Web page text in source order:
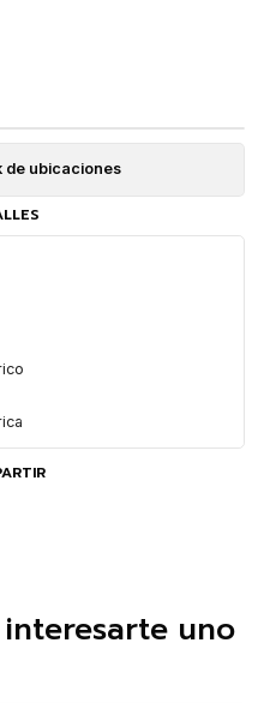
de ubicaciones
uno